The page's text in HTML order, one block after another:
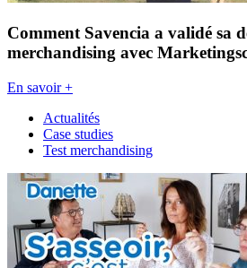
Comment Savencia a validé sa
merchandising avec
En savoir +
Actualités
Case studies
Test merchandising